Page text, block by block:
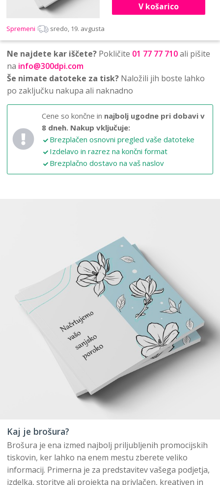
V košarico
Spremeni sredo, 19. avgusta
Ne najdete kar iščete? Pokličite 01 77 77 710ali pišite
na info@300dpi.com
Še nimate datoteke za tisk? Naložili jih boste lahko
po zaključku nakupa ali naknadno
Cene so končne in najbolj ugodne pri dobavi v
8 dneh. Nakup vključuje:
Brezplačen osnovni pregled vaše datoteke
Izdelavo in razrez na končni format
Brezplačno dostavo na vaš naslov
Kaj je brošura?
Brošura je ena izmed najbolj priljubljenih promocijskih
tiskovin, ker lahko na enem mestu zberete veliko
informacij. Primerna je za predstavitev vašega podjetja,
izdelka, storitve ali projekta na privlačen, kreativen in